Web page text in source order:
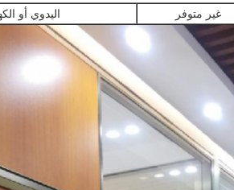
غير متوفر اليدوي أو